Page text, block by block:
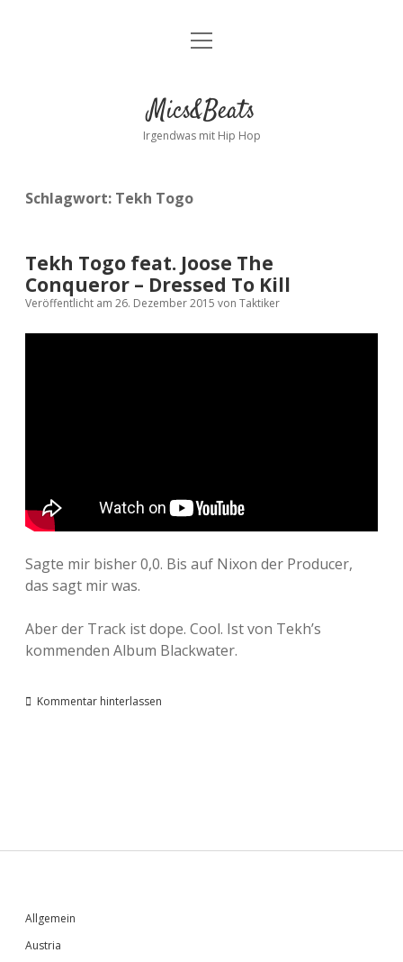
Kontakt
facebookinstagram
bandcamp
spotify
Menü
Mics&Beats
Irgendwas mit Hip Hop
Schlagwort: Tekh Togo
Tekh Togo feat. Joose The
Conqueror – Dressed To Kill
Veröffentlicht am 26. Dezember 2015 von Taktiker
Sagte mir bisher 0,0. Bis auf Nixon der Producer,
das sagt mir was.
Aber der Track ist dope. Cool. Ist von Tekh’s
kommenden Album Blackwater.
Kommentar hinterlassen
Sidebar
Allgemein
Austria